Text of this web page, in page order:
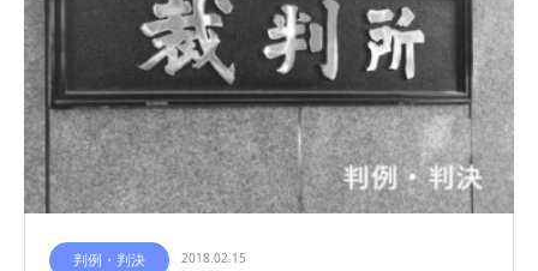
判例・判決 2018.02.15